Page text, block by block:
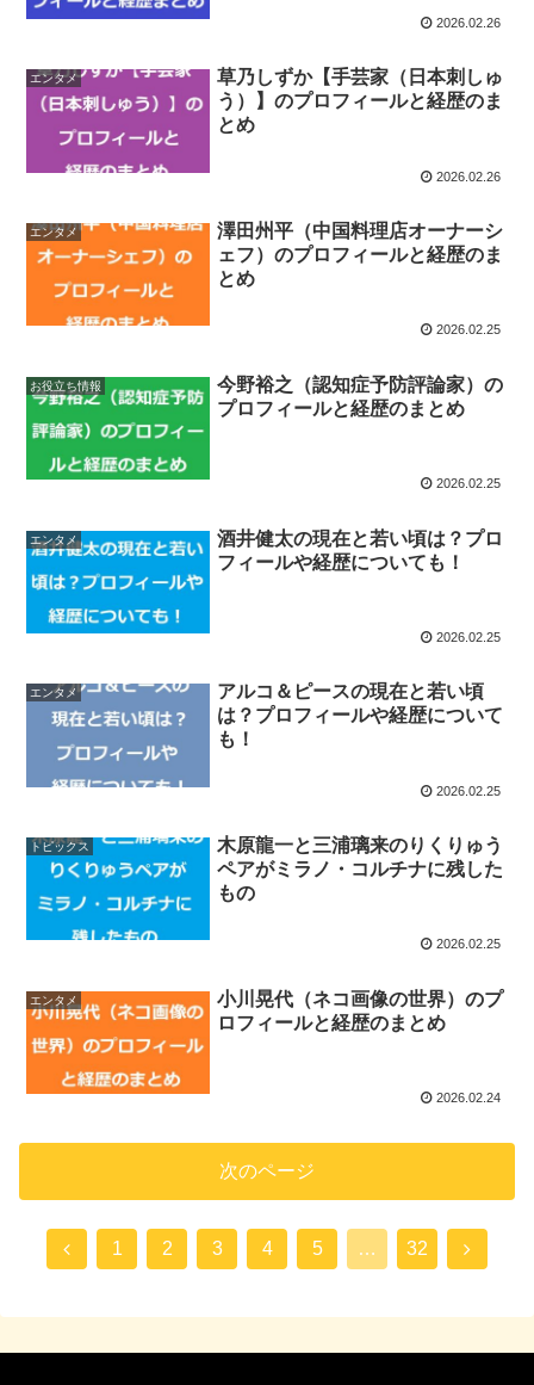
2026.02.26
エンタメ
草乃しずか【手芸家（日本刺しゅ
う）】のプロフィールと経歴のま
とめ
2026.02.26
エンタメ
澤田州平（中国料理店オーナーシ
ェフ）のプロフィールと経歴のま
とめ
2026.02.25
お役立ち情報
今野裕之（認知症予防評論家）の
プロフィールと経歴のまとめ
2026.02.25
エンタメ
酒井健太の現在と若い頃は？プロ
フィールや経歴についても！
2026.02.25
エンタメ
アルコ＆ピースの現在と若い頃
は？プロフィールや経歴について
も！
2026.02.25
トピックス
木原龍一と三浦璃来のりくりゅう
ペアがミラノ・コルチナに残した
もの
2026.02.25
エンタメ
小川晃代（ネコ画像の世界）のプ
ロフィールと経歴のまとめ
2026.02.24
次のページ
1 2 3 4 5 … 32